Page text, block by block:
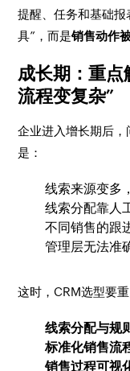
提醒、任务和基础
具”，而是销售动作
成长期：重点
流程变复杂”
企业进入增长期后
是：
线索来源变多
线索分配靠人
不同销售的跟
管理层无法准
这时，CRM选型要重
线索分配与规
标准化销售流
销售过程可视